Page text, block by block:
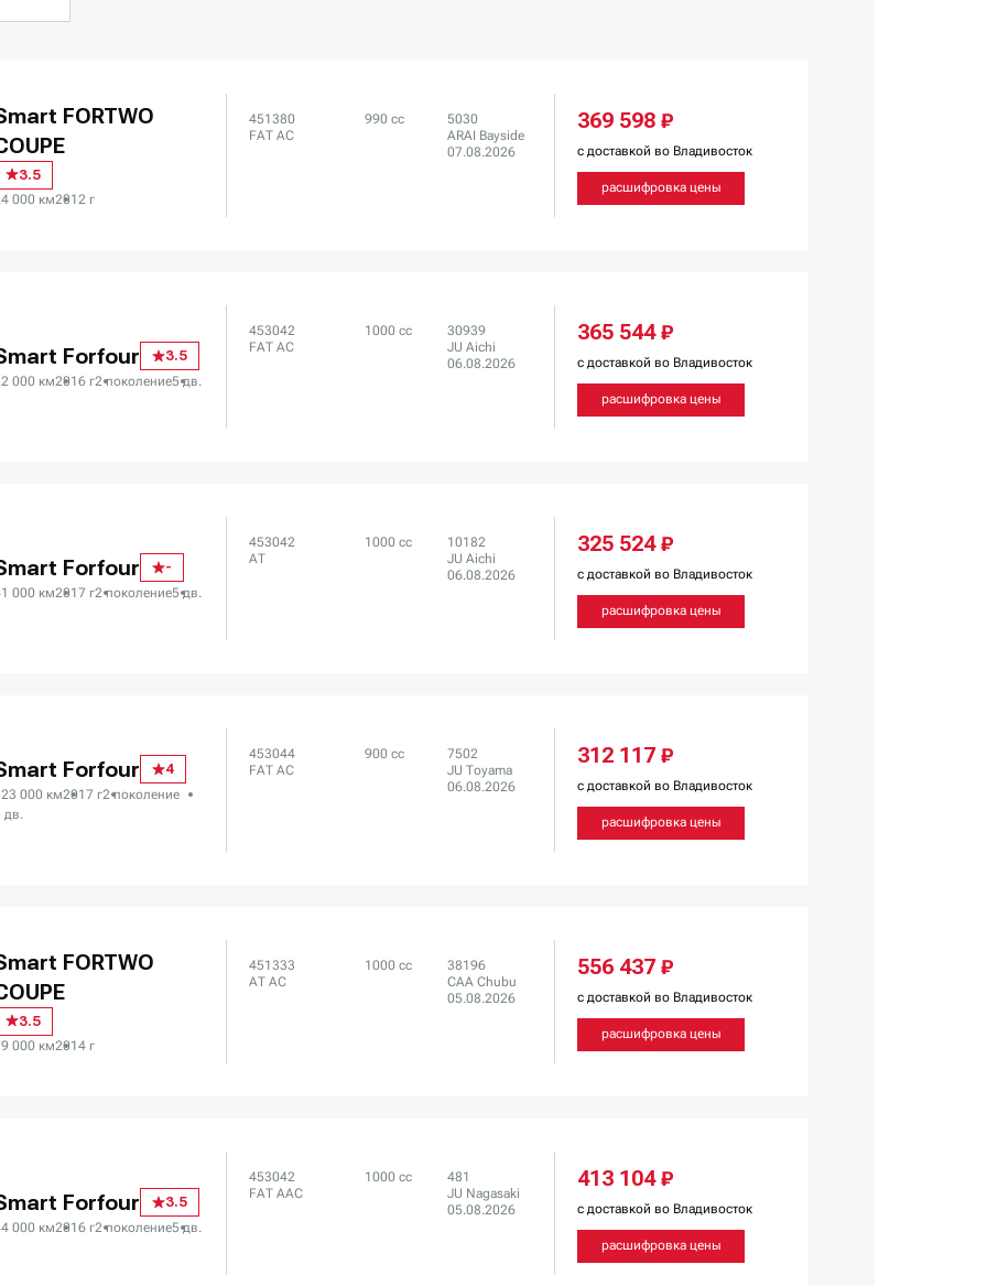
FORTWO
3.5
000 км2012 г
451380
FAT AC
990 сс
5030
ARAI Bayside
07.08.2026
369 598 ₽
с доставкой во Владивосток
расшифровка цены
Forfour
3.5
000 км2016 г2 поколение5 дв.
453042
FAT AC
1000 сс
30939
JU Aichi
06.08.2026
365 544 ₽
с доставкой во Владивосток
расшифровка цены
Forfour
-
000 км2017 г2 поколение5 дв.
453042
AT
1000 сс
10182
JU Aichi
06.08.2026
325 524 ₽
с доставкой во Владивосток
расшифровка цены
Forfour
4
000 км2017 г2 поколение
дв.
453044
FAT AC
900 сс
7502
JU Toyama
06.08.2026
312 117 ₽
с доставкой во Владивосток
расшифровка цены
FORTWO
3.5
000 км2014 г
451333
AT AC
1000 сс
38196
CAA Chubu
05.08.2026
556 437 ₽
с доставкой во Владивосток
расшифровка цены
Forfour
3.5
000 км2016 г2 поколение5 дв.
453042
FAT AAC
1000 сс
481
JU Nagasaki
05.08.2026
413 104 ₽
с доставкой во Владивосток
расшифровка цены